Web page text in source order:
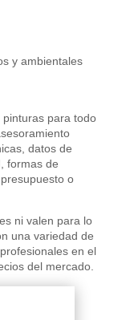
y ambientales
para todo
datos de
formas de
o
ni valen para lo
una variedad de
en el
del mercado.